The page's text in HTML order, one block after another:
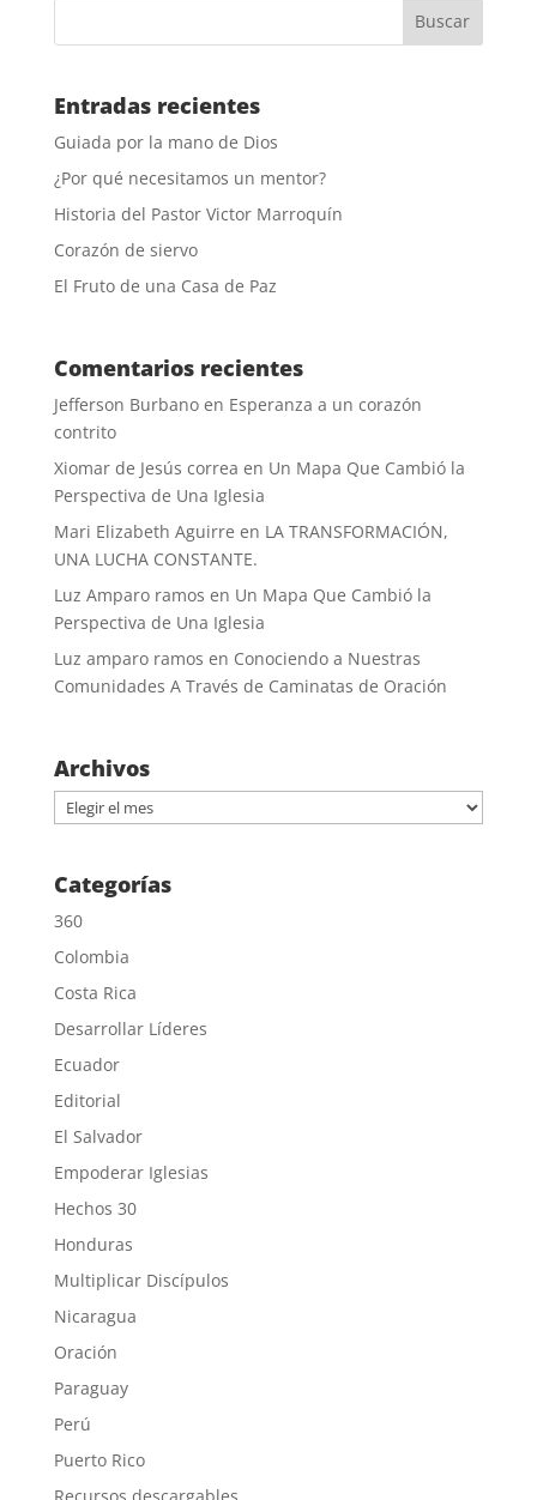
Entradas recientes
Guiada por la mano de Dios
¿Por qué necesitamos un mentor?
Historia del Pastor Victor Marroquín
Corazón de siervo
El Fruto de una Casa de Paz
Comentarios recientes
Jefferson Burbanoen Esperanza a un corazón
contrito
Xiomar de Jesús correa en Un Mapa Que Cambió la
Perspectiva de Una Iglesia
Mari Elizabeth Aguirre en LA TRANSFORMACIÓN,
UNA LUCHA CONSTANTE.
Luz Amparo ramos en Un Mapa Que Cambió la
Perspectiva de Una Iglesia
Luz amparo ramos en Conociendo a Nuestras
Comunidades A Través de Caminatas de Oración
Archivos
Archivos
Categorías
360
Colombia
Costa Rica
Desarrollar Líderes
Ecuador
Editorial
El Salvador
Empoderar Iglesias
Hechos 30
Honduras
Multiplicar Discípulos
Nicaragua
Oración
Paraguay
Perú
Puerto Rico